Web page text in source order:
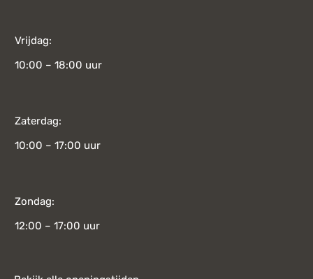
Vrijdag:
10:00 – 18:00 uur
Zaterdag:
10:00 – 17:00 uur
Zondag:
12:00 – 17:00 uur